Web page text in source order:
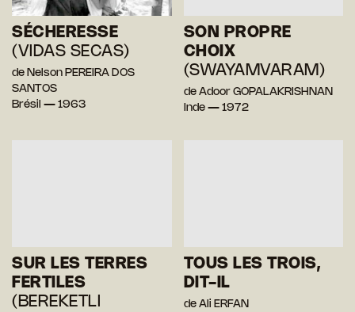
SÉCHERESSE
(VIDAS SECAS)
de Nelson PEREIRA DOS
SANTOS
Brésil — 1963
SON PROPRE
CHOIX
(SWAYAMVARAM)
de Adoor GOPALAKRISHNAN
Inde — 1972
SUR LES TERRES
FERTILES
(BEREKETLI
TOUS LES TROIS,
DIT-IL
de Ali ERFAN